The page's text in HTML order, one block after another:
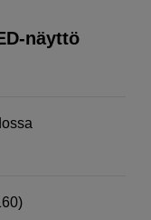
näyttö